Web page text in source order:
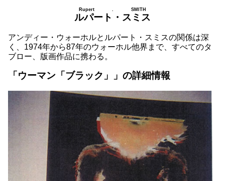
ルパート・スミス
Rupert . SMITH
アンディー・ウォーホルとルパート・スミスの関係は深
く、1974年から87年のウォーホル他界まで、すべてのタ
ブロー、版画作品に携わる。
「ウーマン「ブラック」」の詳細情報